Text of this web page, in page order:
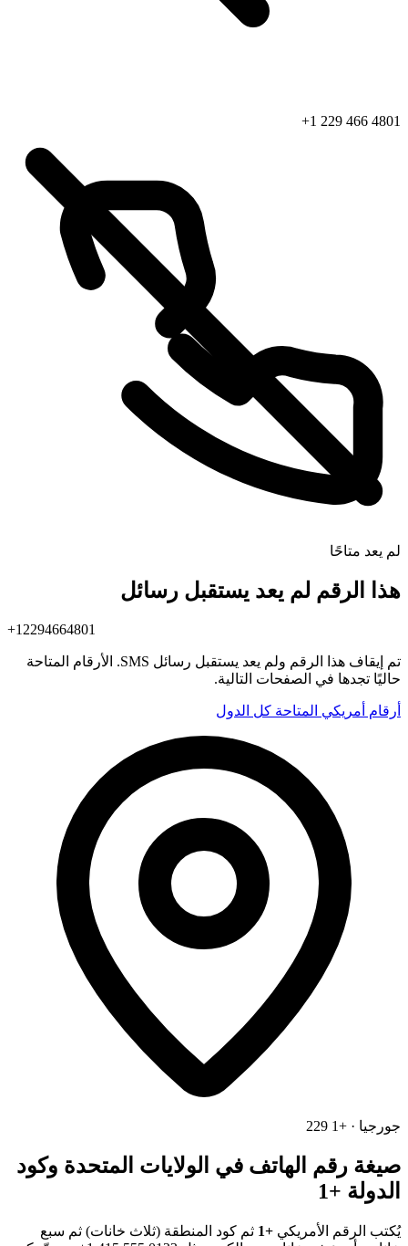
+1 229 466 4801
لم يعد متاحًا
هذا الرقم لم يعد يستقبل رسائل
+12294664801
تم إيقاف هذا الرقم ولم يعد يستقبل رسائل SMS. الأرقام المتاحة
حاليًا تجدها في الصفحات التالية.
أرقام أمريكي المتاحة كل الدول
جورجيا · +1 229
صيغة رقم الهاتف في الولايات المتحدة وكود
الدولة +1
يُكتب الرقم الأمريكي +1
ثم كود المنطقة (ثلاث خانات) ثم سبع